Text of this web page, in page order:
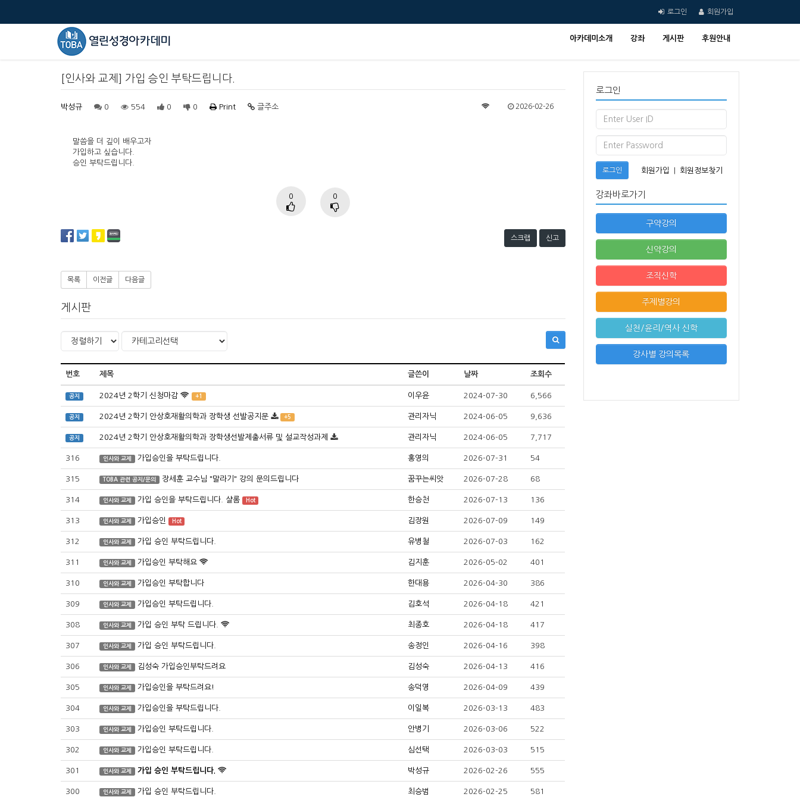
로그인 회원가입
아카데미소개 강좌 게시판 후원안내
[인사와 교제] 가입 승인 부탁드립니다.
박성규 0 554 0 0 Print 글주소 2026-02-26
말씀을 더 깊이 배우고자
가입하고 싶습니다.
승인 부탁드립니다.
0 0
스크랩 신고
목록 이전글 다음글
게시판
번호 제목 글쓴이 날짜 조회수
공지 2024년 2학기 신청마감 +1 이우윤 2024-07-30 6,566
공지 2024년 2학기 안상호재활의학과 장학생 선발공지문 +5 관리자닉 2024-06-05 9,636
공지 2024년 2학기 안상호재활의학과 장학생선발제출서류 및 설교작성과제 관리자닉 2024-06-05 7,717
316 인사와 교제 가입승인을 부탁드립니다. 홍영의 2026-07-31 54
315 TOBA 관련 공지/문의 장세훈 교수님 "말라기" 강의 문의드립니다 꿈꾸는씨앗 2026-07-28 68
314 인사와 교제 가입 승인을 부탁드립니다. 샬롬 Hot 한승천 2026-07-13 136
313 인사와 교제 가입승인 Hot 김장원 2026-07-09 149
312 인사와 교제 가입 승인 부탁드립니다. 유병철 2026-07-03 162
311 인사와 교제 가입승인 부탁해요 김지훈 2026-05-02 401
310 인사와 교제 가입승인 부탁합니다 한대용 2026-04-30 386
309 인사와 교제 가입승인 부탁드립니다. 김호석 2026-04-18 421
308 인사와 교제 가입 승인 부탁 드립니다. 최종호 2026-04-18 417
307 인사와 교제 가입 승인 부탁드립니다. 송정인 2026-04-16 398
306 인사와 교제 김성숙 가입승인부탁드려요 김성숙 2026-04-13 416
305 인사와 교제 가입승인을 부탁드려요! 송덕영 2026-04-09 439
304 인사와 교제 가입승인을 부탁드립니다. 이일복 2026-03-13 483
303 인사와 교제 가입승인 부탁드립니다. 안병기 2026-03-06 522
302 인사와 교제 가입승인 부탁드립니다. 심선택 2026-03-03 515
301 인사와 교제 가입 승인 부탁드립니다. 박성규 2026-02-26 555
300 인사와 교제 가입 승인 부탁드립니다. 최승범 2026-02-25 581
로그인
로그인 회원가입 회원정보찾기
강좌바로가기
구약강의
신약강의
조직신학
주제별강의
실천/윤리/역사 신학
강사별 강의목록